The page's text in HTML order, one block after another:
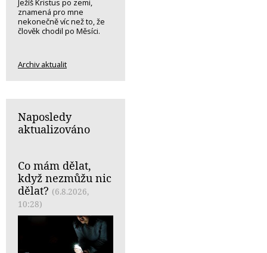
Ježíš Kristus po zemi,
znamená pro mne
nekonečně víc než to, že
člověk chodil po Měsíci.
Archiv aktualit
Naposledy
aktualizováno
Co mám dělat,
když nezmůžu nic
dělat? (6.8.2026,
10:28)